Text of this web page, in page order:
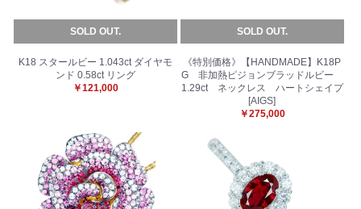
SOLD OUT.
K18 スタールビー 1.043ct ダイヤモ
ンド 0.58ct リング
￥121,000
SOLD OUT.
《特別価格》【HANDMADE】K18P
G 非加熱ピジョンブラッドルビー
1.29ct ネックレス ハートシェイプ
[AIGS]
￥275,000